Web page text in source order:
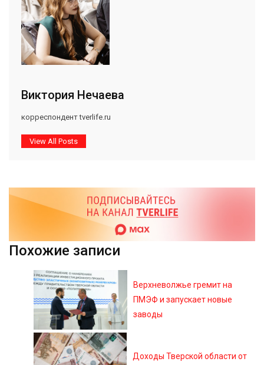
Виктория Нечаева
корреспондент tverlife.ru
View All Posts
Похожие записи
Верхневолжье гремит на
ПМЭФ и запускает новые
заводы
Доходы Тверской области от